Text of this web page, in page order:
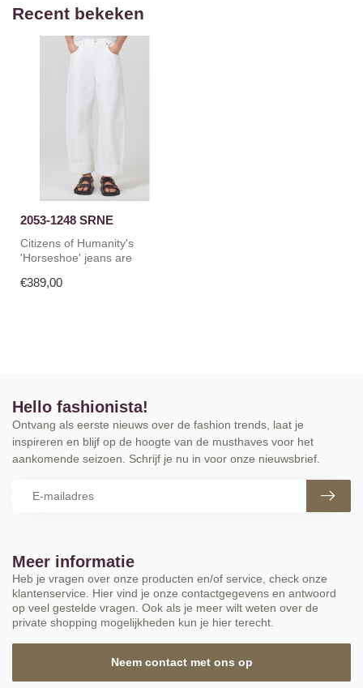
Recent bekeken
2053-1248 SRNE
Citizens of Humanity's
'Horseshoe' jeans are
shape. T...
€389,00
Meer informatie
Heb je vragen over onze producten en/of service, check onze
klantenservice. Hier vind je onze contactgegevens en antwoord
op veel gestelde vragen. Ook als je meer wilt weten over de
private shopping mogelijkheden kun je hier terecht.
Neem contact met ons op
Hello fashionista!
Ontvang als eerste nieuws over de fashion trends, laat je
inspireren en blijf op de hoogte van de musthaves voor het
aankomende seizoen. Schrijf je nu in voor onze nieuwsbrief.